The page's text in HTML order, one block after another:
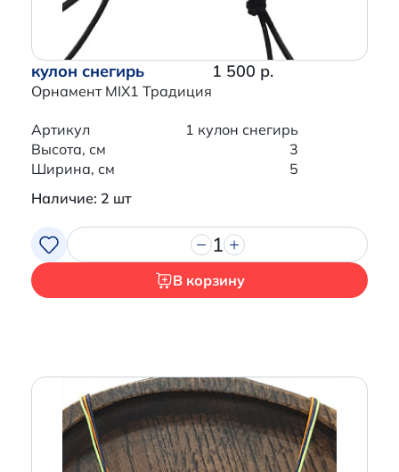
кулон снегирь
Орнамент MIX1 Традиция
1 500 р.
Артикул
1 кулон снегирь
Высота, см
3
Ширина, см
5
Наличие: 2 шт
1
В корзину